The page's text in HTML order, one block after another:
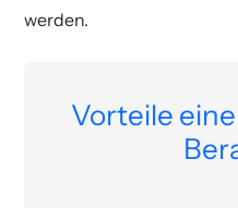
werden.
Vorteile